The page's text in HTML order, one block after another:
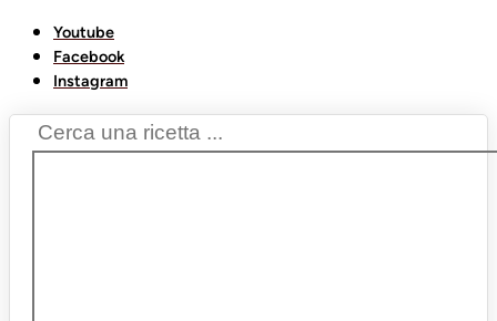
Youtube
Facebook
Instagram
Search
...